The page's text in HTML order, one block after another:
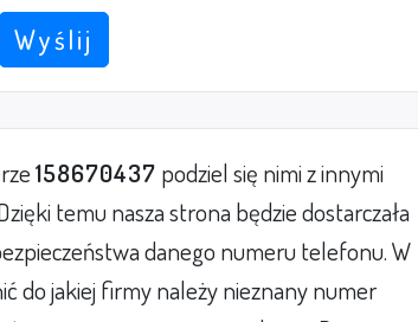
Wyślij
158670437 podziel się nimi z innymi
temu nasza strona będzie dostarczała
danego numeru telefonu. W
do jakiej firmy należy nieznany numer